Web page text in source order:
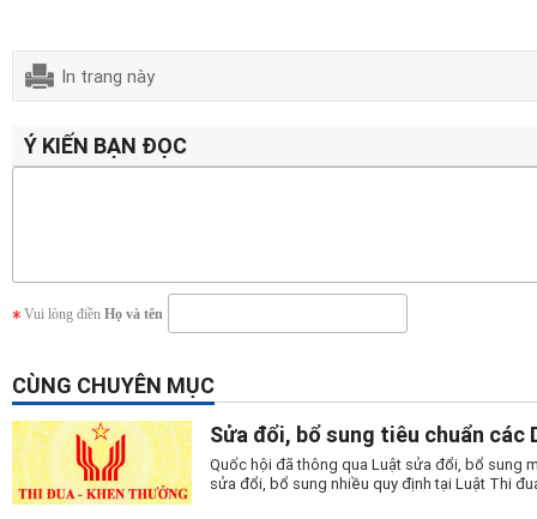
In trang này
Ý KIẾN BẠN ĐỌC
Vui lòng điền Họ và tên
CÙNG CHUYÊN MỤC
Sửa đổi, bổ sung tiêu chuẩn các
Quốc hội đã thông qua Luật sửa đổi, bổ sung
sửa đổi, bổ sung nhiều quy định tại Luật Thi